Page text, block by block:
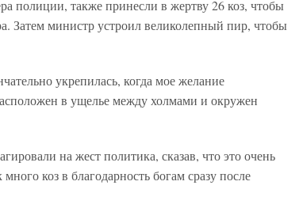
полиции, также принесли в жертву 26 коз, чтобы
Затем министр устроил великолепный пир, чтобы
укрепилась, когда мое желание
в ущелье между холмами и окружен
на жест политика, сказав, что это очень
коз в благодарность богам сразу после